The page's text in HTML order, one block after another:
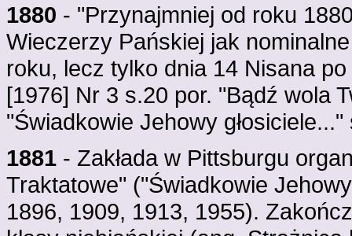
1880 - "Przynajmniej od roku
Wieczerzy Pańskiej jak
roku, lecz tylko dnia 14 Nisana
[1976] Nr 3 s.20 por. "Bądź wola
"Świadkowie Jehowy
1881 - Zakłada w Pittsburgu
Traktatowe" ("Świadkowie
1896, 1909, 1913, 1955).